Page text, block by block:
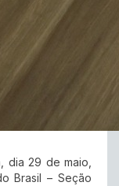
dia 29 de maio,
Brasil – Seção